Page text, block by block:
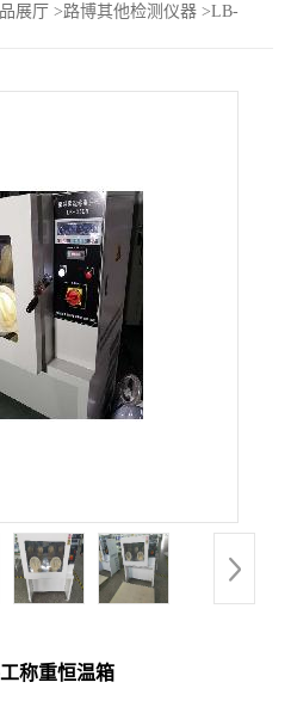
展厅 >路博其他检测仪器 >LB-
称重恒温箱